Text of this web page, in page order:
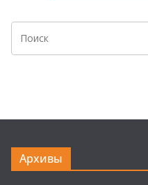
Архивы